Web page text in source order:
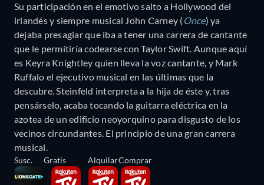
Su participación en el emotivo salto a Hollywood del
irlandés y siempre musical John Carney ( Once) ya
dejaba presagiar que iba a tener una carrera de cantante
que le permitiría codearse con Taylor Swift. Aunque aquí
es Keyra Knightley quien lleva la voz cantante, y Mark
Ruffalo el ejecutivo musical en las últimas que la
descubre. Steinfeld interpreta a la hija de éste y, tras
pensárselo, acaba tocando la guitarra eléctrica en la
azotea de un edificio neoyorquino para disgusto de los
vecinos circundantes. El principio de una gran carrera
musical.
Susc. Gratis AlquilarComprar